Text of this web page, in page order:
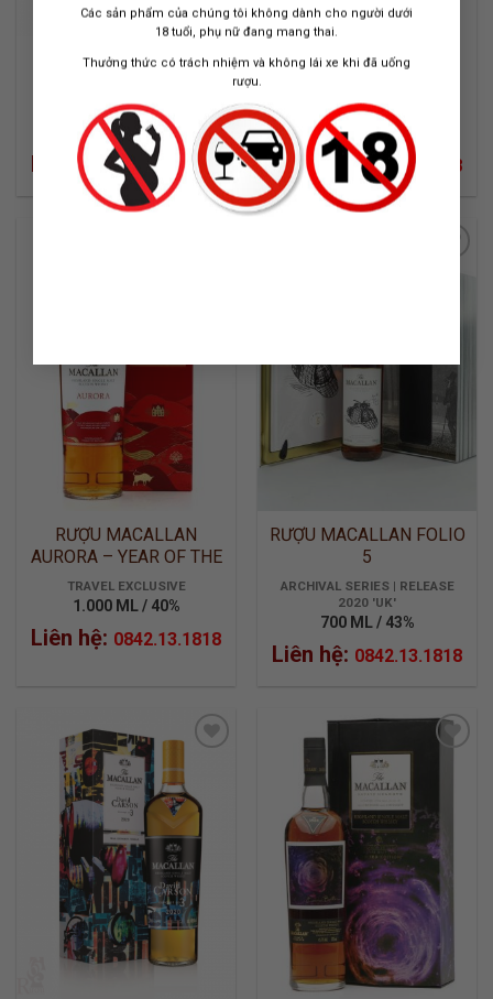
Các sản phẩm của chúng tôi không dành cho người dưới
18 tuổi, phụ nữ đang mang thai.
Thưởng thức có trách nhiệm và không lái xe khi đã uống
rượu.
MACALLAN CLASSIC
2020-2021
TRỌN BỘ 5 CHAI 2017-2021
700 ML X 5
Liên hệ:0842.13.1818
RƯỢU MACALLAN 10
Circa 1980s
750 ML / 40%
Liên hệ:0842.13.1818
RƯỢU MACALLAN
AURORA – YEAR OF THE
OX
TRAVEL EXCLUSIVE
1.000 ML / 40%
Liên hệ: 0842.13.1818
RƯỢU MACALLAN FOLIO
5
ARCHIVAL SERIES | RELEASE
2020 'UK'
700 ML / 43%
Liên hệ: 0842.13.1818
ADD TO
WISHLIST